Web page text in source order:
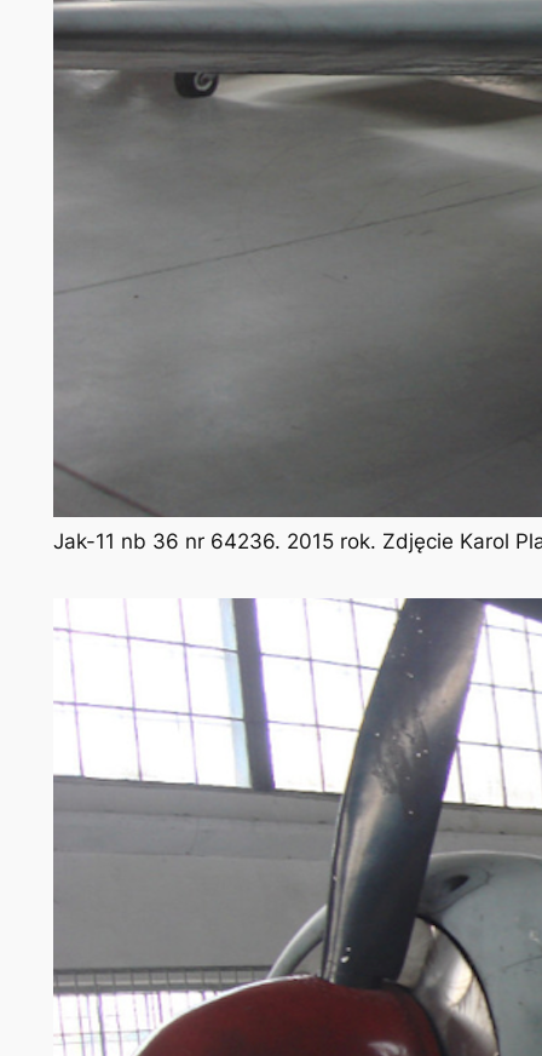
Jak-11 nb 36 nr 64236. 2015 rok. Zdjęcie Karol